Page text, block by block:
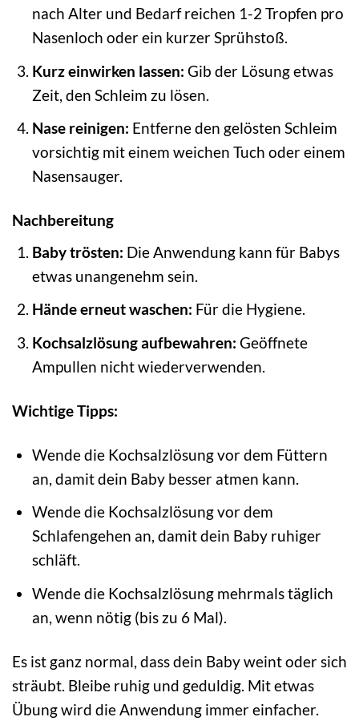
nach Alter und Bedarf reichen 1-2 Tropfen pro
Nasenloch oder ein kurzer Sprühstoß.
Kurz einwirken lassen: Gib der Lösung etwas
Zeit, den Schleim zu lösen.
Nase reinigen: Entferne den gelösten Schleim
vorsichtig mit einem weichen Tuch oder einem
Nasensauger.
Nachbereitung
Baby trösten: Die Anwendung kann für Babys
etwas unangenehm sein.
Hände erneut waschen: Für die Hygiene.
Kochsalzlösung aufbewahren: Geöffnete
Ampullen nicht wiederverwenden.
Wichtige Tipps:
Wende die Kochsalzlösung vor dem Füttern
an, damit dein Baby besser atmen kann.
Wende die Kochsalzlösung vor dem
Schlafengehen an, damit dein Baby ruhiger
schläft.
Wende die Kochsalzlösung mehrmals täglich
an, wenn nötig (bis zu 6 Mal).
Es ist ganz normal, dass dein Baby weint oder sich
sträubt. Bleibe ruhig und geduldig. Mit etwas
Übung wird die Anwendung immer einfacher.